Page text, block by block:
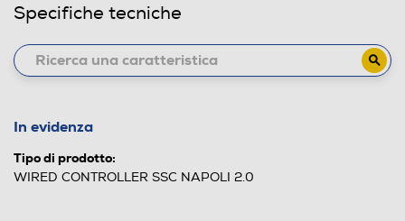
Specifiche tecniche
In evidenza
Tipo di prodotto:
WIRED CONTROLLER SSC NAPOLI 2.0